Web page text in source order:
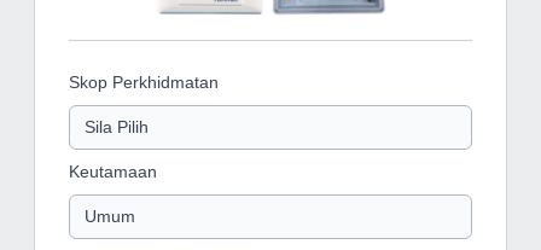
Skop Perkhidmatan
Keutamaan